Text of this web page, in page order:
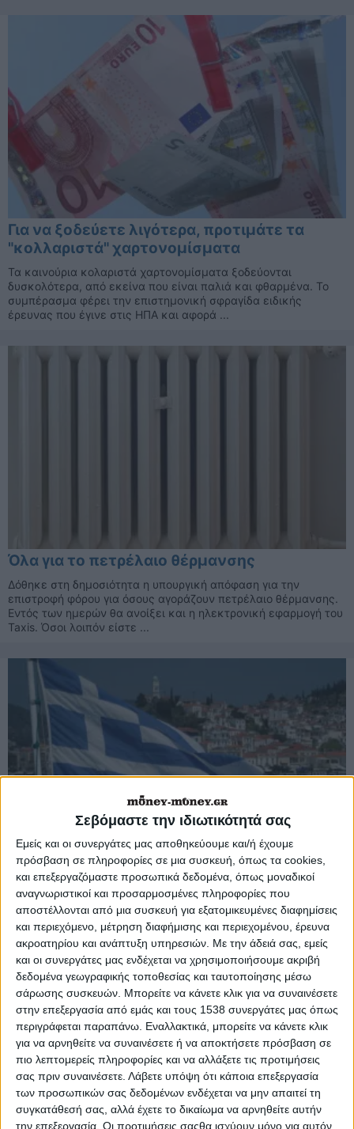
Σεβόμαστε την ιδιωτικότητά σας
Εμείς και οι συνεργάτες μας αποθηκεύουμε και/ή έχουμε
πρόσβαση σε πληροφορίες σε μια συσκευή, όπως τα cookies,
και επεξεργαζόμαστε προσωπικά δεδομένα, όπως μοναδικοί
αναγνωριστικοί και προσαρμοσμένες πληροφορίες που
αποστέλλονται από μια συσκευή για εξατομικευμένες διαφημίσεις
και περιεχόμενο, μέτρηση διαφήμισης και περιεχομένου, έρευνα
ακροατηρίου και ανάπτυξη υπηρεσιών. Με την άδειά σας, εμείς
και οι συνεργάτες μας ενδέχεται να χρησιμοποιήσουμε ακριβή
δεδομένα γεωγραφικής τοποθεσίας και ταυτοποίησης μέσω
σάρωσης συσκευών. Μπορείτε να κάνετε κλικ για να συναινέσετε
στην επεξεργασία από εμάς και τους 1538 συνεργάτες μας όπως
περιγράφεται παραπάνω. Εναλλακτικά, μπορείτε να κάνετε κλικ
για να αρνηθείτε να συναινέσετε ή να αποκτήσετε πρόσβαση σε
πιο λεπτομερείς πληροφορίες και να αλλάξετε τις προτιμήσεις
σας πριν συναινέσετε. Λάβετε υπόψη ότι κάποια επεξεργασία
των προσωπικών σας δεδομένων ενδέχεται να μην απαιτεί τη
συγκατάθεσή σας, αλλά έχετε το δικαίωμα να αρνηθείτε αυτήν
την επεξεργασία. Οι προτιμήσεις σαςθα ισχύουν μόνο για αυτόν
Για να ξοδεύετε λιγότερα, προτιμάτε τα
"κολλαριστά" χαρτονομίσματα
Τα καινούρια κολαριστά χαρτονομίσματα ξοδεύονται
δυσκολότερα, από εκείνα που είναι παλιά και φθαρμένα. Το
συμπέρασμα φέρει την επιστημονική σφραγίδα ειδικής
έρευνας που έγινε στις ΗΠΑ και αφορά ...
Όλα για το πετρέλαιο θέρμανσης
Δόθηκε στη δημοσιότητα η υπουργική απόφαση για την
επιστροφή φόρου για όσους αγοράζουν πετρέλαιο θέρμανσης.
Εντός των ημερών θα ανοίξει και η ηλεκτρονική εφαρμογή του
Taxis. Όσοι λοιπόν είστε ...
Το καράβι άργησε 90 λεπτά; Ζήτα τα λεφτά
σου πίσω
Τώρα και οι επιβάτες της ακτοπλοίας έχουν τα δικά τους
δικαιώματα. Έστω και τελευταίοι καθώς η κοινοτική
νομοθεσία έχει ήδη ορίσει δικαιώματα για όσους ταξιδεύουν
με αεροπλάνο ή τρένο. (εντάξει ...